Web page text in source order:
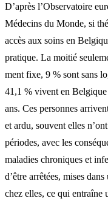
D’après l’Observatoire
Médecins du Monde, si
accès aux soins en
pratique. La moitié
ment fixe, 9 % sont sans
41,1 % vivent en
ans. Ces personnes
et ardu, souvent elles
périodes, avec les
maladies chroniques et
d’être arrêtées, mises
chez elles, ce qui entraîne